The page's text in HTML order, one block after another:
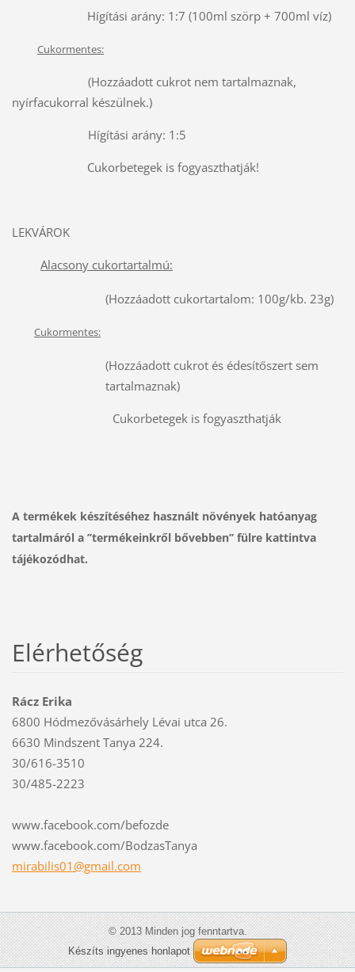
Hígítási arány: 1:7 (100ml szörp + 700ml víz)
Cukormentes:
(Hozzáadott cukrot nem tartalmaznak,
nyírfacukorral készülnek.)
Hígítási arány: 1:5
Cukorbetegek is fogyaszthatják!
LEKVÁROK
Alacsony cukortartalmú:
(Hozzáadott cukortartalom: 100g/kb. 23g)
Cukormentes:
(Hozzáadott cukrot és édesítőszert sem
tartalmaznak)
Cukorbetegek is fogyaszthatják
A termékek készítéséhez használt növények hatóanyag
tartalmáról a ’’termékeinkről bővebben’’ fülre kattintva
tájékozódhat.
Elérhetőség
Rácz Erika
6800 Hódmezővásárhely Lévai utca 26.
6630 Mindszent Tanya 224.
30/616-3510
30/485-2223
www.facebook.com/befozde
www.facebook.com/BodzasTanya
mirabilis01@gmail.com
© 2013 Minden jog fenntartva.
Készíts ingyenes honlapot